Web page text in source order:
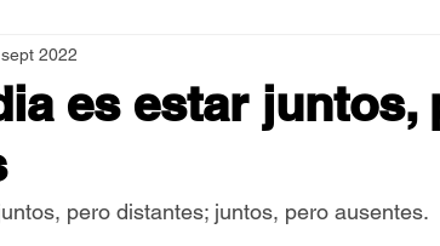
Asamblea Nacional
Jornadas Mundiales
es estar juntos,
2022
pero distantes; juntos, pero ausentes.